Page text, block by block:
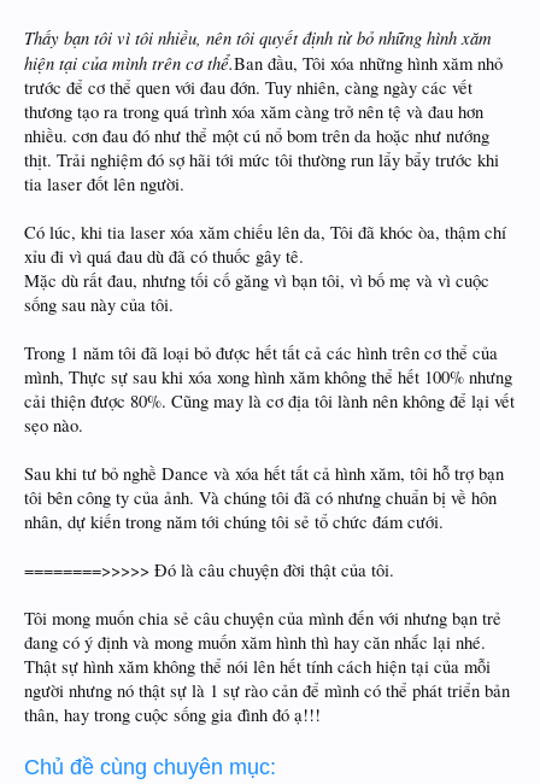
Thấy bạn tôi vì tôi nhiều, nên tôi quyết định từ bỏ những hình xăm
hiện tại của mình trên cơ thể.Ban đầu, Tôi xóa những hình xăm nhỏ
trước để cơ thể quen với đau đớn. Tuy nhiên, càng ngày các vết
thương tạo ra trong quá trình xóa xăm càng trở nên tệ và đau hơn
nhiều. cơn đau đó như thể một cú nổ bom trên da hoặc như nướng
thịt. Trải nghiệm đó sợ hãi tới mức tôi thường run lẩy bẩy trước khi
tia laser đốt lên người.
Có lúc, khi tia laser xóa xăm chiếu lên da, Tôi đã khóc òa, thậm chí
xỉu đi vì quá đau dù đã có thuốc gây tê.
Mặc dù rất đau, nhưng tối cố găng vì bạn tôi, vì bố mẹ và vì cuộc
sống sau này của tôi.
Trong 1 năm tôi đã loại bỏ được hết tất cả các hình trên cơ thể của
mình, Thực sự sau khi xóa xong hình xăm không thể hết 100% nhưng
cải thiện được 80%. Cũng may là cơ địa tôi lành nên không để lại vết
sẹo nào.
Sau khi tư bỏ nghề Dance và xóa hết tất cả hình xăm, tôi hỗ trợ bạn
tôi bên công ty của ảnh. Và chúng tôi đã có nhưng chuẩn bị về hôn
nhân, dự kiến trong năm tới chúng tôi sẻ tổ chức đám cưới.
========>>>>> Đó là câu chuyện đời thật của tôi.
Tôi mong muốn chia sẻ câu chuyện của mình đến với nhưng bạn trẻ
đang có ý định và mong muốn xăm hình thì hay căn nhắc lại nhé.
Thật sự hình xăm không thể nói lên hết tính cách hiện tại của mỗi
người nhưng nó thật sự là 1 sự rào cản để mình có thể phát triển bản
thân, hay trong cuộc sống gia đình đó ạ!!!
Chủ đề cùng chuyên mục: